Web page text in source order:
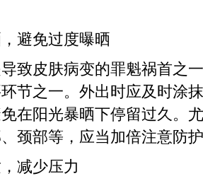
免过度曝晒
皮肤病变的罪魁祸首之一
节之一。外出时应及时涂
在阳光暴晒下停留过久。
颈部等，应当加倍注意防
减少压力